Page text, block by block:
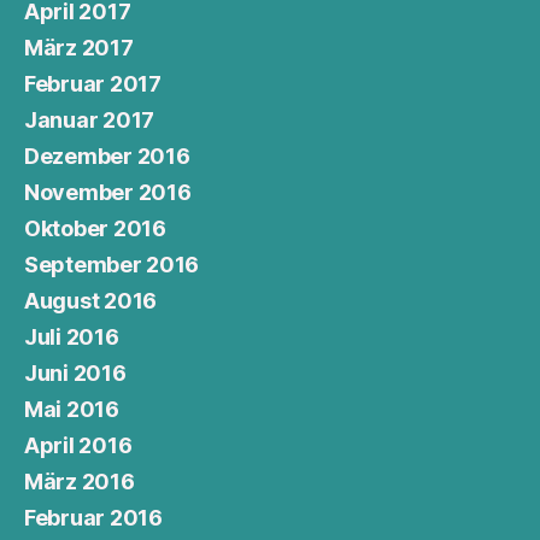
April 2017
März 2017
Februar 2017
Januar 2017
Dezember 2016
November 2016
Oktober 2016
September 2016
August 2016
Juli 2016
Juni 2016
Mai 2016
April 2016
März 2016
Februar 2016